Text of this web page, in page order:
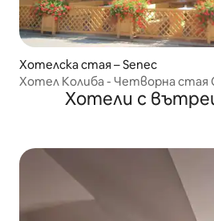
Хотелска стая – Senec
Хотел Колиба - Четворна стая
Хотели с